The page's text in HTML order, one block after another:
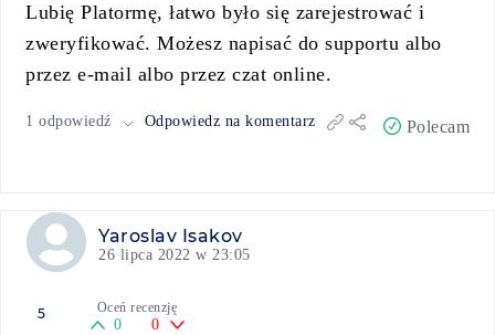
Lubię Platormę, łatwo było się zarejestrować i
zweryfikować. Możesz napisać do supportu albo
przez e-mail albo przez czat online.
1 odpowiedź Odpowiedz na komentarz Polecam
Yaroslav Isakov
26 lipca 2022 w 23:05
5 Oceń recenzję
0 0